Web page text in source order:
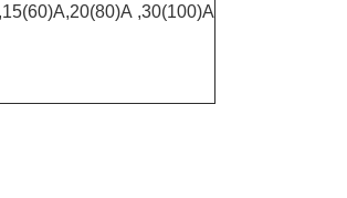
,30(100)A